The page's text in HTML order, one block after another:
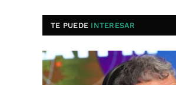
TE PUEDE INTERESAR